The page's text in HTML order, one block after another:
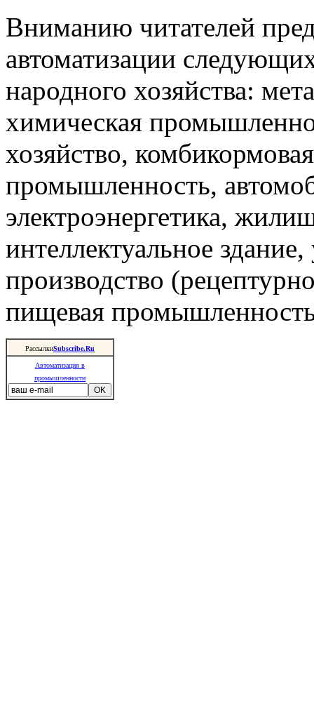
Вниманию читателей
автоматизации
народного хозяйства:
химическая
хозяйство,
промышленность,
электроэнергетика,
интеллектуальное
производство
пищевая
РассылкиSubscribe.Ru
Автоматизация в
промышленности